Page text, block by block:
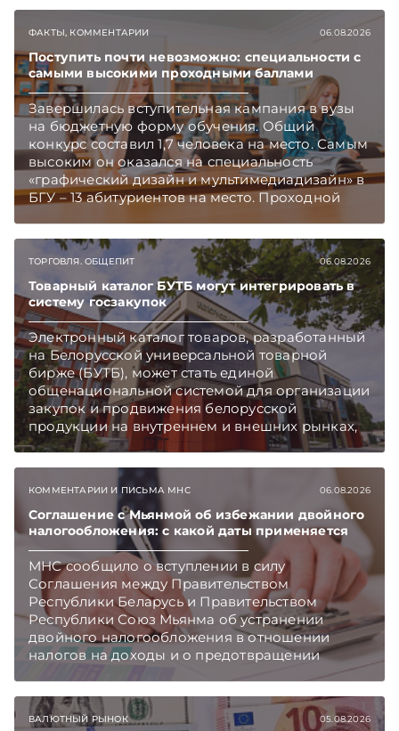
ФАКТЫ, КОММЕНТАРИИ 06.08.2026
Поступить почти невозможно: специальности с
самыми высокими проходными баллами
Завершилась вступительная кампания в вузы
на бюджетную форму обучения. Общий
конкурс составил 1,7 человека на место. Самым
высоким он оказался на специальность
«графический дизайн и мультимедиадизайн» в
БГУ – 13 абитуриентов на место. Проходной
Главное об экономике Беларуси — раньше,
чем в новостях TelegramViber
ТОРГОВЛЯ. ОБЩЕПИТ 06.08.2026
Товарный каталог БУТБ могут интегрировать в
систему госзакупок
Электронный каталог товаров, разработанный
на Белорусской универсальной товарной
бирже (БУТБ), может стать единой
общенациональной системой для организации
закупок и продвижения белорусской
продукции на внутреннем и внешних рынках,
сообщает пресс-служба МАРТ.
Главное об экономике Беларуси — раньше,
чем в новостях TelegramViber
КОММЕНТАРИИ И ПИСЬМА МНС 06.08.2026
Соглашение с Мьянмой об избежании двойного
налогообложения: с какой даты применяется
МНС сообщило о вступлении в силу
Соглашения между Правительством
Республики Беларусь и Правительством
Республики Союз Мьянма об устранении
двойного налогообложения в отношении
налогов на доходы и о предотвращении
избежания и уклонения от налогообложения.
Главное об экономике Беларуси — раньше,
чем в новостях TelegramViber
ВАЛЮТНЫЙ РЫНОК 05.08.2026